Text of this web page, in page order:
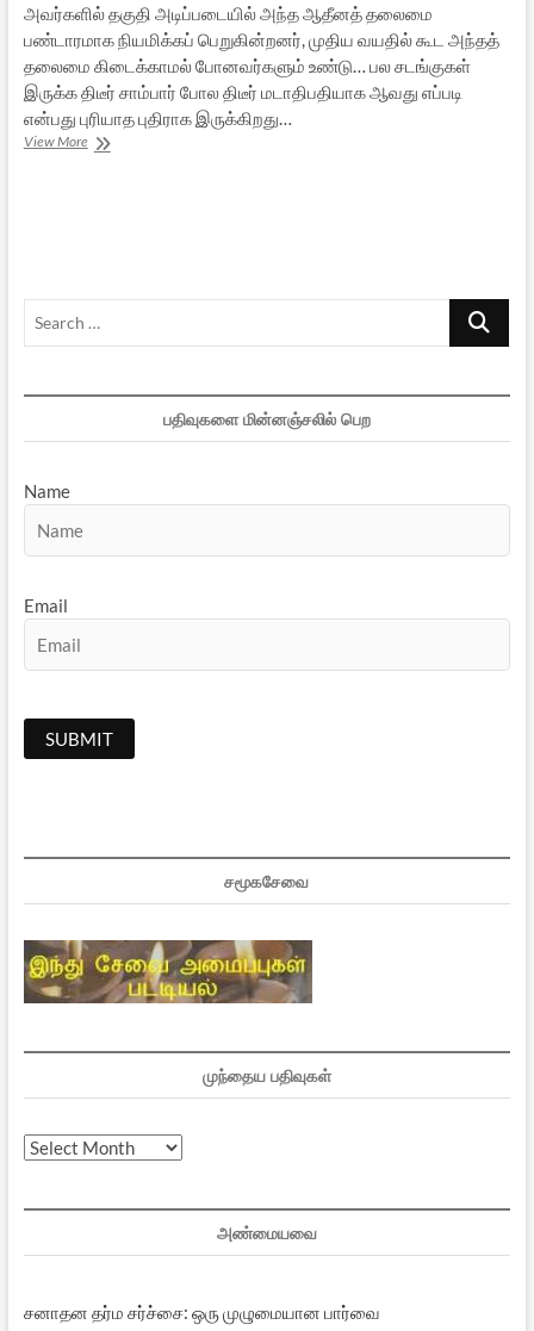
அவர்களில் தகுதி அடிப்படையில் அந்த ஆதீனத் தலைமை
பண்டாரமாக நியமிக்கப் பெறுகின்றனர், முதிய வயதில் கூட அந்தத்
தலைமை கிடைக்காமல் போனவர்களும் உண்டு… பல சடங்குகள்
இருக்க திடீர் சாம்பார் போல திடீர் மடாதிபதியாக ஆவது எப்படி
என்பது புரியாத புதிராக இருக்கிறது…
View Moreமதுரை
Search
பதிவுகளை மின்னஞ்சலில் பெற
Name
Email
சமூகசேவை
முந்தைய பதிவுகள்
முந்தைய
அண்மையவை
சனாதன தர்ம சர்ச்சை: ஒரு முழுமையான பார்வை